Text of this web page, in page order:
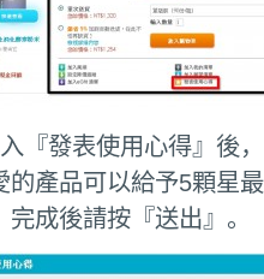
『發表使用心得』後
的產品可以給予5顆星
成後請按『送出』。